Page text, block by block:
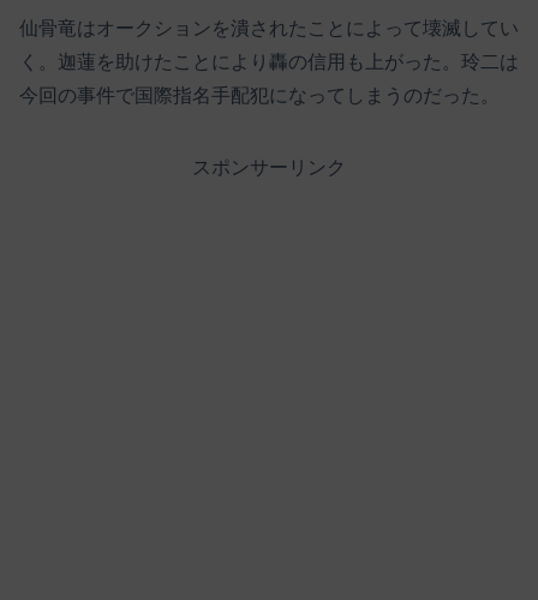
仙骨竜はオークションを潰されたことによって壊滅してい
く。迦蓮を助けたことにより轟の信用も上がった。玲二は
今回の事件で国際指名手配犯になってしまうのだった。
スポンサーリンク